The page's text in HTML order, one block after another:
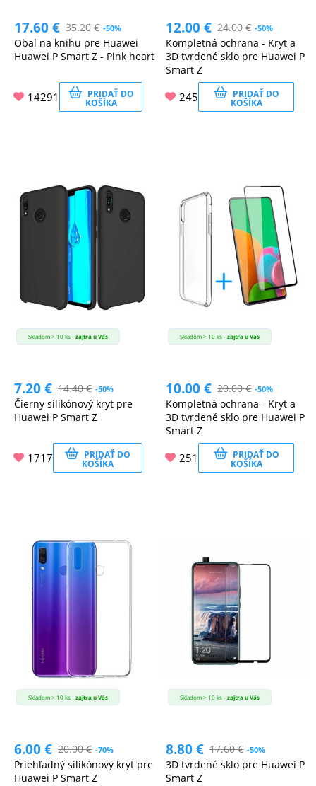
17.60€ 35.20€ -50%
Obal na knihu pre Huawei
Huawei P Smart Z - Pink heart
14291 PRIDAŤ DO
KOŠÍKA
12.00€ 24.00€ -50%
Kompletná ochrana - Kryt a
3D tvrdené sklo pre Huawei P
Smart Z
245 PRIDAŤ DO
KOŠÍKA
Skladom > 10 ks -zajtra u Vás
7.20€ 14.40€ -50%
Čierny silikónový kryt pre
Huawei P Smart Z
1717 PRIDAŤ DO
KOŠÍKA
Skladom > 10 ks -zajtra u Vás
10.00€ 20.00€ -50%
Kompletná ochrana - Kryt a
3D tvrdené sklo pre Huawei P
Smart Z
251 PRIDAŤ DO
KOŠÍKA
Skladom > 10 ks -zajtra u Vás
6.00€ 20.00€ -70%
Priehľadný silikónový kryt pre
Huawei P Smart Z
Skladom > 10 ks -zajtra u Vás
8.80€ 17.60€ -50%
3D tvrdené sklo pre Huawei P
Smart Z